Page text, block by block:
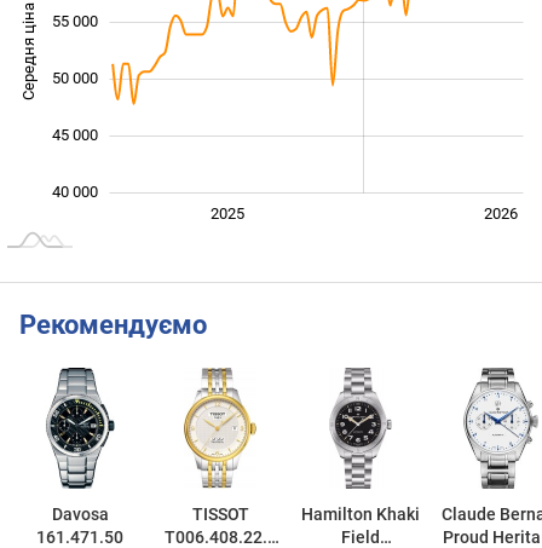
Середня ціна
40 000
45 000
50 000
55 000
2025 2026
Рекомендуємо
Davosa
161.471.50
TISSOT
T006.408.22.0
Hamilton Khaki
Field
Claude
Proud